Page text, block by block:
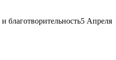
благотворительность5 Апреля